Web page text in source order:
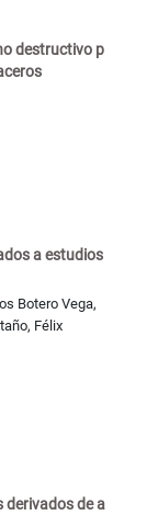
destructivo p
a estudios
Botero Vega,
Félix
derivados de a